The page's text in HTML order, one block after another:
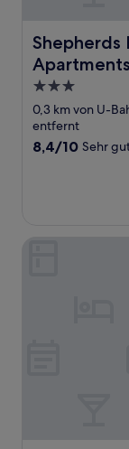
Shepherds
Shepherds
3.0-
Sterne-
Unterkunft
0,3 km von U-
entfernt
8.4
Bewertungen)
8,4/10 Sehr